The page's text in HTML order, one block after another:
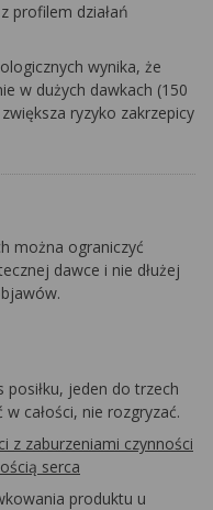
profilem działań
wynika, że
w dużych dawkach (150
ryzyko zakrzepicy
można ograniczyć
dawce i nie dłużej
posiłku, jeden do trzech
całości, nie rozgryzać.
z zaburzeniami czynności
serca
produktu u